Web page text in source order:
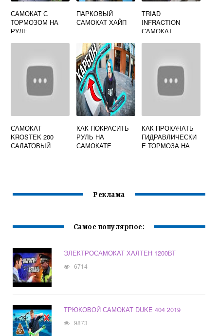
САМОКАТ С
ТОРМОЗОМ НА
РУЛЕ
ПАРКОВЫЙ
САМОКАТ ХАЙП
TRIAD
INFRACTION
САМОКАТ
САМОКАТ
KROSTEK 200
САЛАТОВЫЙ
КАК ПОКРАСИТЬ
РУЛЬ НА
САМОКАТЕ
КАК ПРОКАЧАТЬ
ГИДРАВЛИЧЕСКИ
Е ТОРМОЗА НА
Реклама
Самое популярное:
ЭЛЕКТРОСАМОКАТ ХАЛТЕН 1200ВТ
6714
ТРЮКОВОЙ САМОКАТ DUKE 404 2019
9873